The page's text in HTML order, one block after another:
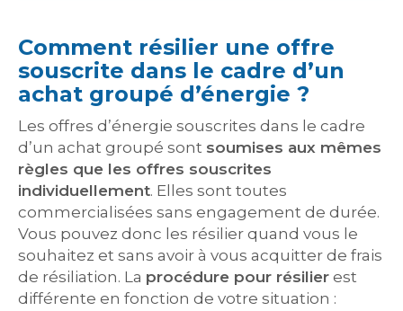
Comment résilier une offre
souscrite dans le cadre d’un
achat groupé d’énergie ?
Les offres d’énergie souscrites dans le cadre
d’un achat groupé sont soumises aux mêmes
règles que les offres souscrites
individuellement. Elles sont toutes
commercialisées sans engagement de durée.
Vous pouvez donc les résilier quand vous le
souhaitez et sans avoir à vous acquitter de frais
de résiliation. La procédure pour résilier est
différente en fonction de votre situation :